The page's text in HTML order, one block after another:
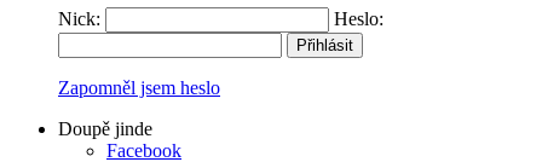
Nick: Heslo:
Zapomněl jsem heslo
Doupě jinde
Facebook